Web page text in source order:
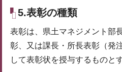
5.表彰の種類
表彰は、県土マネジメント部
彰、又は課長・所長表彰（発
して表彰状を授与するものと